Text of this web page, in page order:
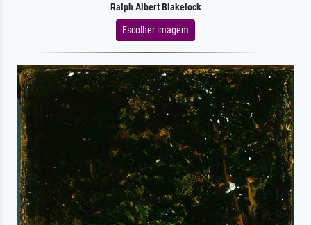
Ralph Albert Blakelock
Escolher imagem